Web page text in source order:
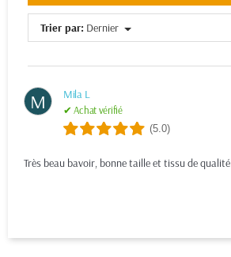
Trier par: Dernier
M Mila L
✔ Achat vérifié
(5.0)
Très beau bavoir, bonne taille et tissu de qualité